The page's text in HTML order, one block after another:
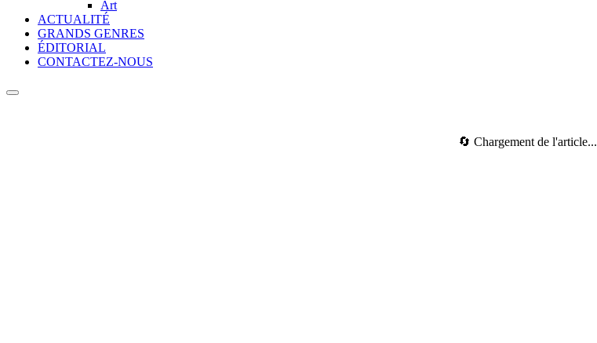
Art
ACTUALITÉ
GRANDS GENRES
ÉDITORIAL
CONTACTEZ-NOUS
🔄 Chargement de l'article...